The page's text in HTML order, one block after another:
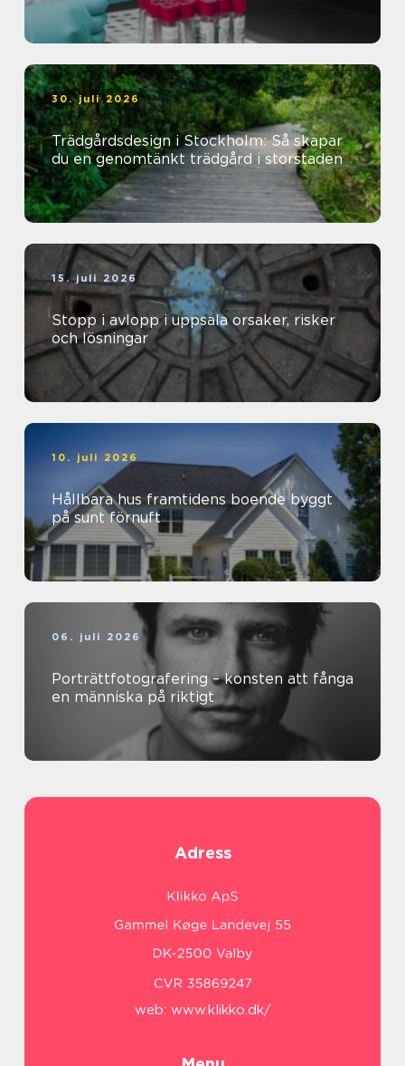
30. juli 2026
Trädgårdsdesign i Stockholm: Så skapar
du en genomtänkt trädgård i storstaden
15. juli 2026
Stopp i avlopp i uppsala orsaker, risker
och lösningar
10. juli 2026
Hållbara hus framtidens boende byggt
på sunt förnuft
06. juli 2026
Porträttfotografering – konsten att fånga
en människa på riktigt
Adress
web: www.klikko.dk/